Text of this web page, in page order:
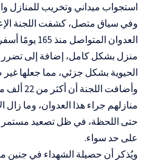
استجواب ميداني وتخريب للمنازل
وفي سياق متصل، كشفت اللجنة
منزل بشكل كامل، إضافة إلى
الحيوية بشكل جزئي، مما جعلها
وأضافت
منازلهم جراء هذا العدوان، وما زال
حتى اللحظة، في ظل تصعيد مستمر
على حد سواء.